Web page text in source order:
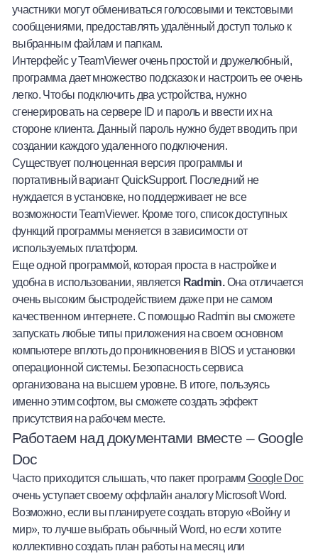
участники могут обмениваться голосовыми и текстовыми
сообщениями, предоставлять удалённый доступ только к
выбранным файлам и папкам.
Интерфейс у TeamViewer очень простой и дружелюбный,
программа дает множество подсказок и настроить ее очень
легко. Чтобы подключить два устройства, нужно
сгенерировать на сервере ID и пароль и ввести их на
стороне клиента. Данный пароль нужно будет вводить при
создании каждого удаленного подключения.
Существует полноценная версия программы и
портативный вариант QuickSupport. Последний не
нуждается в установке, но поддерживает не все
возможности TeamViewer. Кроме того, список доступных
функций программы меняется в зависимости от
используемых платформ.
Еще одной программой, которая проста в настройке и
удобна в использовании, является Radmin.Она отличается
очень высоким быстродействием даже при не самом
качественном интернете. С помощью Radmin вы сможете
запускать любые типы приложения на своем основном
компьютере вплоть до проникновения в BIOS и установки
операционной системы. Безопасность сервиса
организована на высшем уровне. В итоге, пользуясь
именно этим софтом, вы сможете создать эффект
присутствия на рабочем месте.
Работаем над документами вместе – Google
Doc
Часто приходится слышать, что пакет программ GoogleDoc
очень уступает своему оффлайн аналогу Microsoft Word.
Возможно, если вы планируете создать вторую «Войну и
мир», то лучше выбрать обычный Word, но если хотите
коллективно создать план работы на месяц или